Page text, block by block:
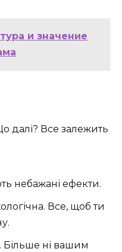
и значение
далі? Все залежить
небажані ефекти.
Все, щоб ти
. Більше ні вашим